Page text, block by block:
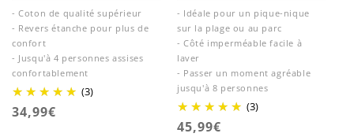
- Coton de qualité supérieur
- Revers étanche pour plus de
confort
- Jusqu'à 4 personnes assises
confortablement
(3)
Prix
34,99€
- Idéale pour un pique-nique
sur la plage ou au parc
- Côté imperméable facile à
laver
- Passer un moment agréable
jusqu'à 8 personnes
(3)
Prix
45,99€